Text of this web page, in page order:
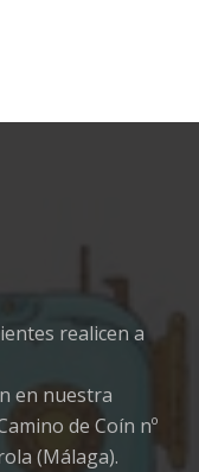
realicen a
en nuestra
de Coín nº
(Málaga).